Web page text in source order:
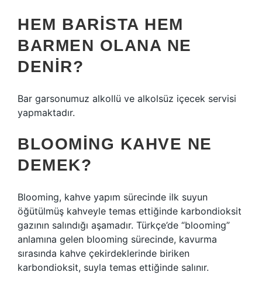
HEM BARISTA HEM
BARMEN OLANA NE
DENIR?
Bar garsonumuz alkollü ve alkolsüz içecek servisi
yapmaktadır.
BLOOMING KAHVE NE
DEMEK?
Blooming, kahve yapım sürecinde ilk suyun
öğütülmüş kahveyle temas ettiğinde karbondioksit
gazının salındığı aşamadır. Türkçe’de “blooming”
anlamına gelen blooming sürecinde, kavurma
sırasında kahve çekirdeklerinde biriken
karbondioksit, suyla temas ettiğinde salınır.